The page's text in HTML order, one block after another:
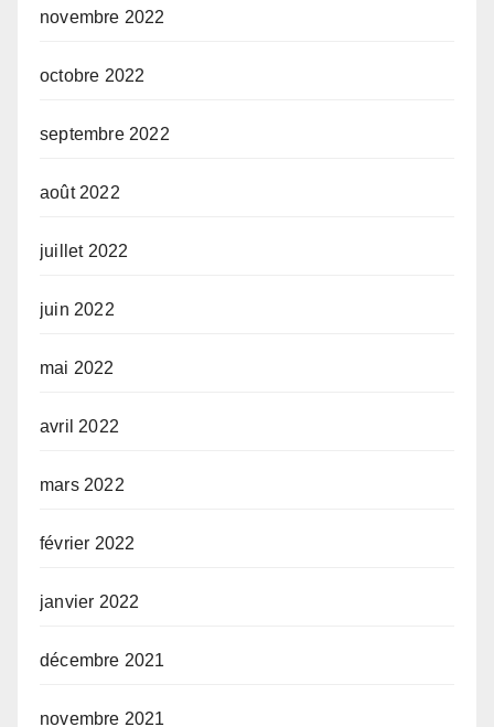
novembre 2022
octobre 2022
septembre 2022
août 2022
juillet 2022
juin 2022
mai 2022
avril 2022
mars 2022
février 2022
janvier 2022
décembre 2021
novembre 2021